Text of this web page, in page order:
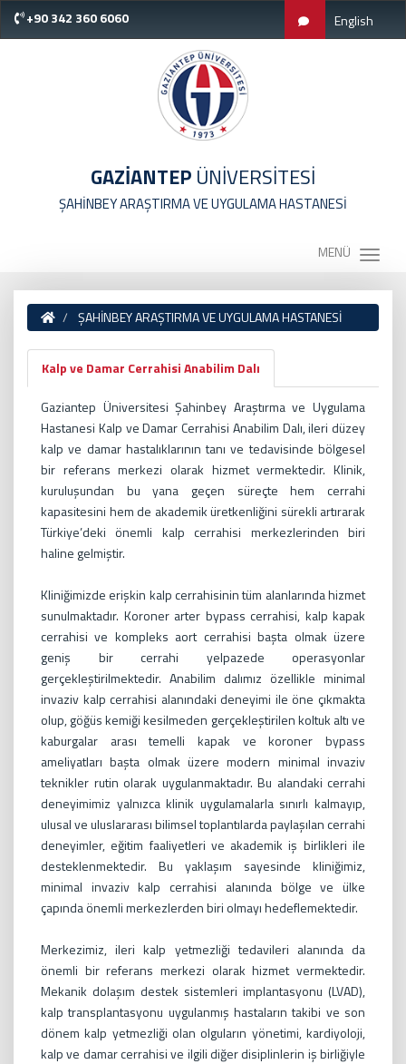
+90 342 360 6060 English
GAZİANTEP ÜNİVERSİTESİ
ŞAHİNBEY ARAŞTIRMA VE UYGULAMA HASTANESİ
MENÜ
ŞAHİNBEY ARAŞTIRMA VE UYGULAMA HASTANESİ
Kalp ve Damar Cerrahisi Anabilim Dalı
Gaziantep Üniversitesi Şahinbey Araştırma ve Uygulama
Hastanesi Kalp ve Damar Cerrahisi Anabilim Dalı, ileri düzey
kalp ve damar hastalıklarının tanı ve tedavisinde bölgesel
bir referans merkezi olarak hizmet vermektedir. Klinik,
kuruluşundan bu yana geçen süreçte hem cerrahi
kapasitesini hem de akademik üretkenliğini sürekli artırarak
Türkiye’deki önemli kalp cerrahisi merkezlerinden biri
haline gelmiştir.
Kliniğimizde erişkin kalp cerrahisinin tüm alanlarında hizmet
sunulmaktadır. Koroner arter bypass cerrahisi, kalp kapak
cerrahisi ve kompleks aort cerrahisi başta olmak üzere
geniş bir cerrahi yelpazede operasyonlar
gerçekleştirilmektedir. Anabilim dalımız özellikle minimal
invaziv kalp cerrahisi alanındaki deneyimi ile öne çıkmakta
olup, göğüs kemiği kesilmeden gerçekleştirilen koltuk altı ve
kaburgalar arası temelli kapak ve koroner bypass
ameliyatları başta olmak üzere modern minimal invaziv
teknikler rutin olarak uygulanmaktadır. Bu alandaki cerrahi
deneyimimiz yalnızca klinik uygulamalarla sınırlı kalmayıp,
ulusal ve uluslararası bilimsel toplantılarda paylaşılan cerrahi
deneyimler, eğitim faaliyetleri ve akademik iş birlikleri ile
desteklenmektedir. Bu yaklaşım sayesinde kliniğimiz,
minimal invaziv kalp cerrahisi alanında bölge ve ülke
çapında önemli merkezlerden biri olmayı hedeflemektedir.
Merkezimiz, ileri kalp yetmezliği tedavileri alanında da
önemli bir referans merkezi olarak hizmet vermektedir.
Mekanik dolaşım destek sistemleri implantasyonu (LVAD),
kalp transplantasyonu uygulanmış hastaların takibi ve son
dönem kalp yetmezliği olan olguların yönetimi, kardiyoloji,
kalp ve damar cerrahisi ve ilgili diğer disiplinlerin iş birliğiyle